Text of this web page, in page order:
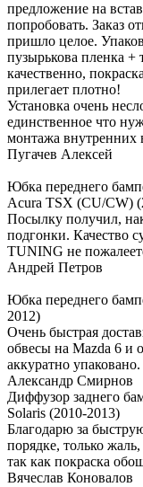
предложение на
попробовать. Заказ
пришло целое.
пузырькова пленка +
качественно,
прилегает плотно!
Установка очень
единственное что
монтажа внутренних
Пугачев Алексей
Юбка переднего
Acura TSX (CU/CW)
Посылку получил,
подгонки. Качество
TUNING не
Андрей Петров
Юбка переднего
2012)
Очень быстрая
обвесы на Mazda 6 и
аккуратно
Александр Смирнов
Диффузор заднего
Solaris (2010-2013)
Благодарю за
порядке, только
так как покраска
Вячеслав Коновалов